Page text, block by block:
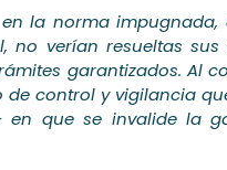
la norma impugnada,
no verían resueltas sus
garantizados. Al
control y vigilancia
que se invalide la